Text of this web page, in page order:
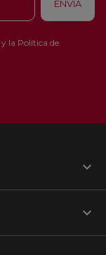
y la Política de

